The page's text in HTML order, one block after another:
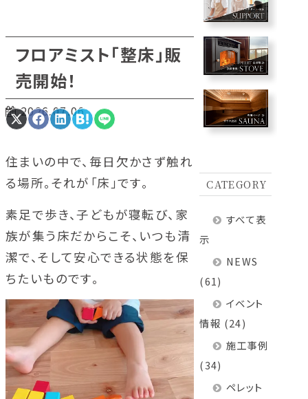
フロアミスト「整床」販
売開始！
2026.07.06
Share
(Twitter)
ShareShare
on
Share
on
Share
on
住まいの中で、毎日欠かさず触れ
る場所。それが「床」です。
素足で歩き、子どもが寝転び、家
族が集う床だからこそ、いつも清
潔で、そして安心できる状態を保
ちたいものです。
CATEGORY
すべて表
示
NEWS
(61)
イベント
情報 (24)
施工事例
(34)
ペレット